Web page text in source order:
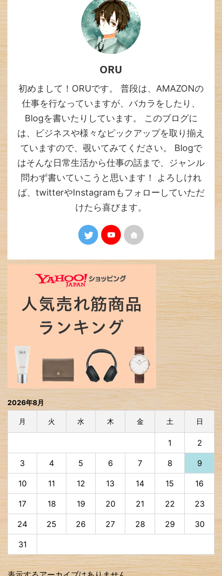
ORU
初めまして！ORUです。 普段は、AMAZONの
仕事を行なっていますが、バカラをしたり、
Blogを書いたりしています。 このブログに
は、ビジネスや様々なピックアップを取り揃え
ていますので、覗いてみてください。 Blogで
はそんな日常生活から仕事の話まで、ジャンル
問わず書いていこうと思います！ よろしけれ
ば、twitterやInstagramもフォローしていただ
けたら喜びます。
2026年8月
月 火 水 木 金 土 日
1 2
3 4 5 6 7 8 9
10 11 12 13 14 15 16
17 18 19 20 21 22 23
24 25 26 27 28 29 30
31